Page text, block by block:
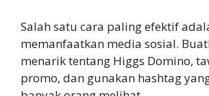
Salah satu cara paling efektif
memanfaatkan media sosial.
menarik tentang Higgs Domino,
promo, dan gunakan hashtag